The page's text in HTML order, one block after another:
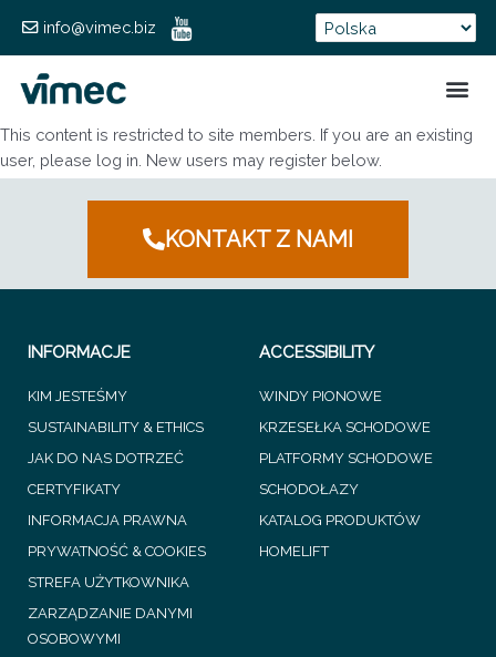
info@vimec.biz
This content is restricted to site members. If you are an existing
user, please log in. New users may register below.
KONTAKT Z NAMI
INFORMACJE
KIM JESTEŚMY
SUSTAINABILITY & ETHICS
JAK DO NAS DOTRZEĆ
CERTYFIKATY
INFORMACJA PRAWNA
PRYWATNOŚĆ & COOKIES
STREFA UŻYTKOWNIKA
ZARZĄDZANIE DANYMI
OSOBOWYMI
ACCESSIBILITY
WINDY PIONOWE
KRZESEŁKA SCHODOWE
PLATFORMY SCHODOWE
SCHODOŁAZY
KATALOG PRODUKTÓW
HOMELIFT